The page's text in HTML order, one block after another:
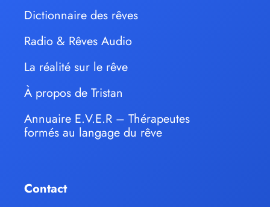
Dictionnaire des rêves
Radio & Rêves Audio
La réalité sur le rêve
À propos de Tristan
Annuaire E.V.E.R – Thérapeutes
formés au langage du rêve
Contact